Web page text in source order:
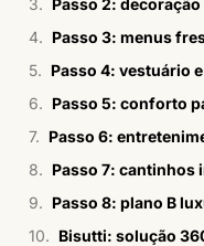
Passo 2:
Passo 3: menus
Passo 4: vestuário
Passo 5: conforto
Passo 6:
Passo 7: cantinhos
Passo 8: plano B
Bisutti: solução